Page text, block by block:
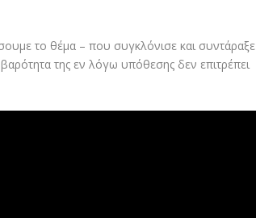
το θέμα – που συγκλόνισε και συντάραξε
της εν λόγω υπόθεσης δεν επιτρέπει